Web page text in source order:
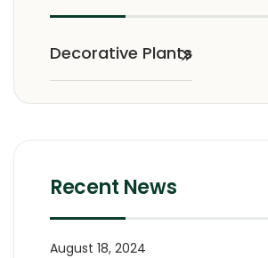
Decorative Plants
Recent News
August 18, 2024